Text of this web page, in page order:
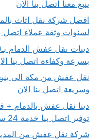
ينبع معنا اتصل بنا الان
لسنوات وثقة عملاء اتصل
بسرعة وكفاءة اتصل بنا
وسريعة اتصل بنا الان
دينا نقل عفش بالدمام +
توفير اتصل بنا خدمة 24 ساعه
شركة نقل عفش من